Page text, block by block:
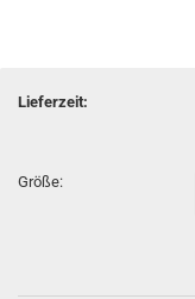
Lieferzeit:
Größe: